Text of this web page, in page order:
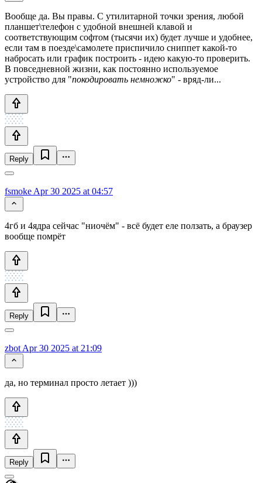
Вообще да. Вы правы. С утилитарной точки зрения, любой
планшет\телефон с удобной внешней клавой и
соответствующим софтом (тысячи их) будет лучше и удобнее,
если там в поезде\самолете приспичило сниппет какой-то
набросать или график построить - идею какую-то проверить.
В повседневной жизни, как постоянно используемое
устройство для "покодировать немножко" - вряд-ли...
Reply
fsmoke Apr 30 2025 at 04:57
4гб и 4ядра сейчас "ниочём" - всё будет еле ползать, а браузер
вообще помрёт
Reply
zbot Apr 30 2025 at 21:09
да, но терминал просто летает )))
Reply